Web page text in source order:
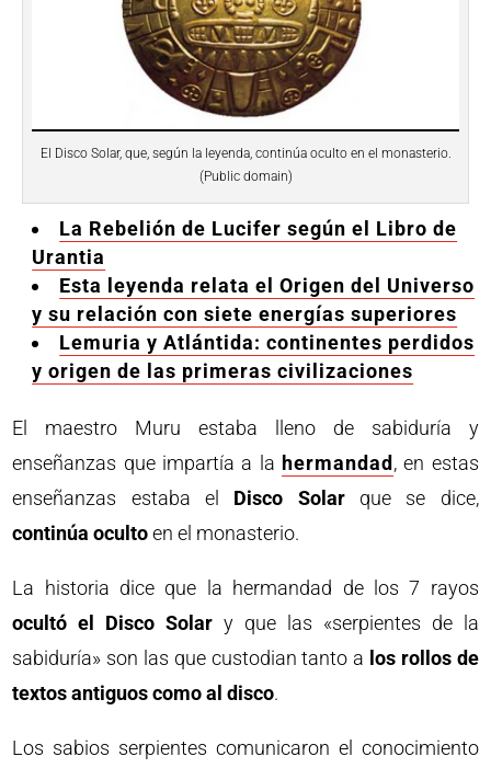
El Disco Solar, que, según la leyenda, continúa oculto en el monasterio.
(Public domain)
La Rebelión de Lucifer según el Libro de
Urantia
Esta leyenda relata el Origen del Universo
y su relación con siete energías superiores
Lemuria y Atlántida: continentes perdidos
y origen de las primeras civilizaciones
El maestro Muru estaba lleno de sabiduría y
enseñanzas que impartía a la hermandad, en estas
enseñanzas estaba el Disco Solarque se dice,
continúa ocultoen el monasterio.
La historia dice que la hermandad de los 7 rayos
ocultó el Disco Solar y que las «serpientes de la
sabiduría» son las que custodian tanto a los rollos de
textos antiguos como al disco.
Los sabios serpientes comunicaron el conocimiento